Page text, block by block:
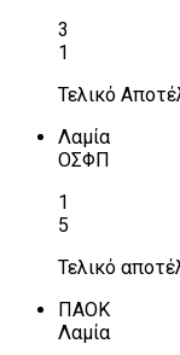
3
1
Τελικό
Λαμία
ΟΣΦΠ
1
5
Τελικό
ΠΑΟΚ
Λαμία